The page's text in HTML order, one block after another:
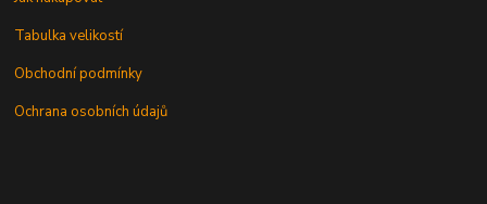
Tabulka velikostí
Obchodní podmínky
Ochrana osobních údajů